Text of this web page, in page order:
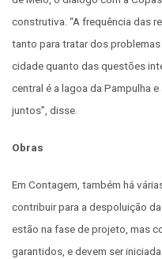
construtiva. “A frequência das
tanto para tratar dos
cidade quanto das questões
central é a lagoa da Pampulha
juntos”, disse.
Obras
Em Contagem, também há
contribuir para a despoluição
estão na fase de projeto, mas
garantidos, e devem ser